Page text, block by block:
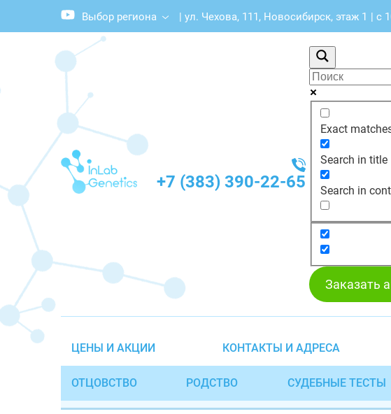
Выбор региона | ул. Чехова, 111, Новосибирск, этаж 1 | с
+7 (383) 390-22-65
Exact
Search in title
Search in
Заказать
ЦЕНЫ И АКЦИИ КОНТАКТЫ И АДРЕСА
ОТЦОВСТВО РОДСТВО СУДЕБНЫЕ ТЕСТЫ